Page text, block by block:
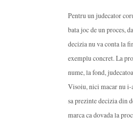
Pentru un judecator
bata joc de un proces,
decizia nu va conta la
exemplu concret. La
nume, la fond,
Visoiu, nici macar nu
sa prezinte decizia din
marca ca dovada la